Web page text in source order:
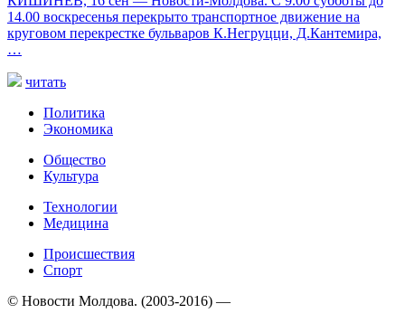
14.00 воскресенья перекрыто транспортное движение на
круговом перекрестке бульваров К.Негруцци, Д.Кантемира,
…
читать
Политика
Экономика
Общество
Культура
Технологии
Медицина
Происшествия
Спорт
© Новости Молдова. (2003-2016) —